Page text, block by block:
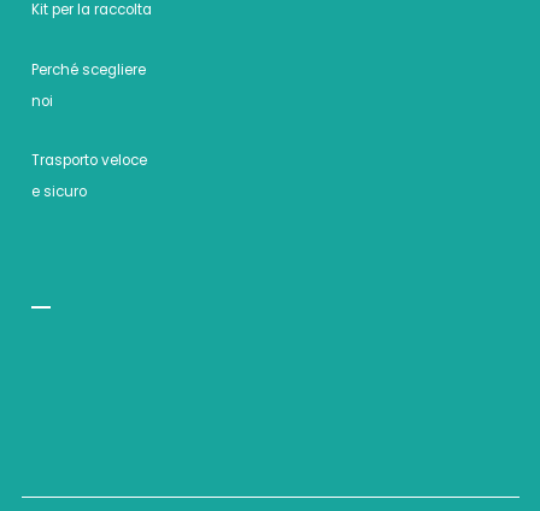
Kit per la raccolta
Perché scegliere
noi
Trasporto veloce
e sicuro